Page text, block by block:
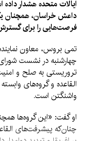
ایالات متحده هشدار
داعش خراسان، همچنان
فرصت‌هایی را برای
تمی بروس، معاون
چهارشنبه در نشست
تروریستی به صلح و
القاعده و گروه‌های
واشنگتن است.
او گفت: «این گروه‌ها
چنان‌که پیشرفت‌های